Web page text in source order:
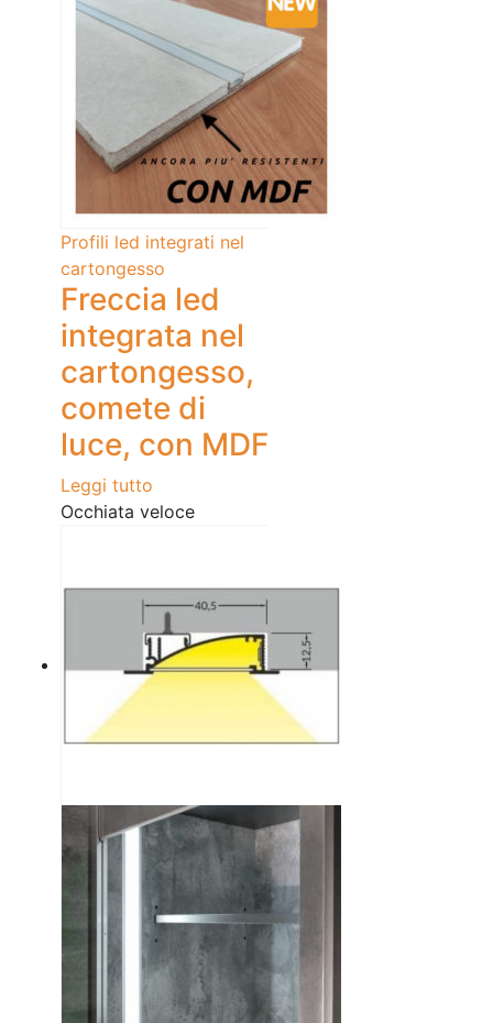
Profili led integrati nel
cartongesso
Freccia led
integrata nel
cartongesso,
comete di
luce, con MDF
Leggi tutto
Occhiata veloce